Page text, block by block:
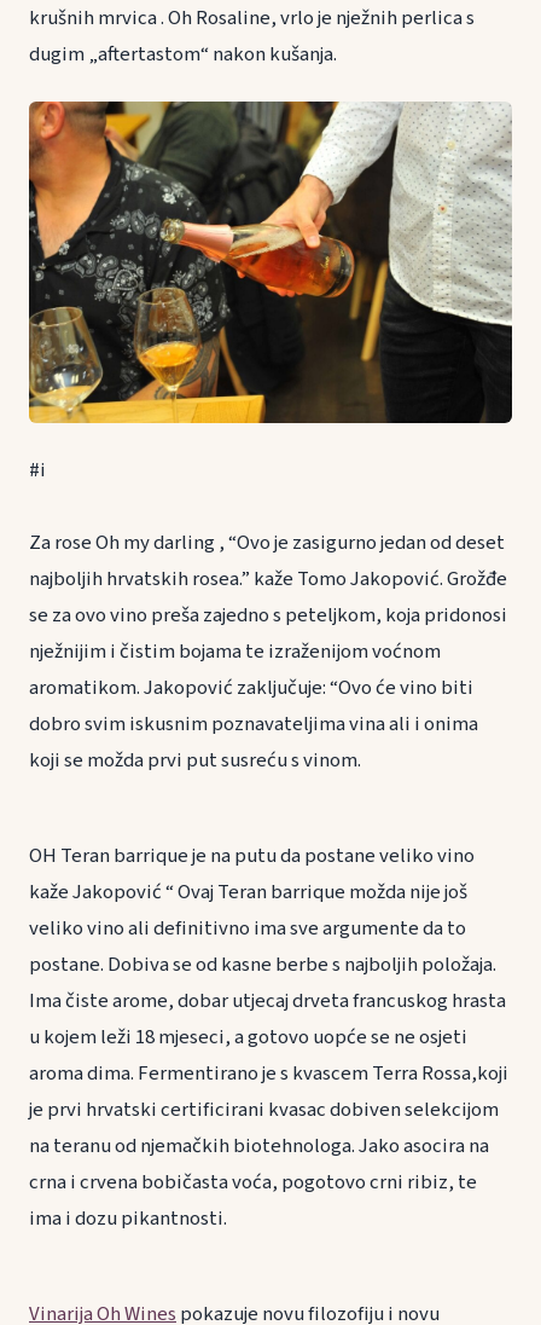
krušnih mrvica . Oh Rosaline, vrlo je nježnih perlica s
dugim „aftertastom“ nakon kušanja.
#i
Za rose Oh my darling , “Ovo je zasigurno jedan od deset
najboljih hrvatskih rosea.” kaže Tomo Jakopović. Grožđe
se za ovo vino preša zajedno s peteljkom, koja pridonosi
nježnijim i čistim bojama te izraženijom voćnom
aromatikom. Jakopović zaključuje: “Ovo će vino biti
dobro svim iskusnim poznavateljima vina ali i onima
koji se možda prvi put susreću s vinom.
OH Teran barrique je na putu da postane veliko vino
kaže Jakopović “ Ovaj Teran barrique možda nije još
veliko vino ali definitivno ima sve argumente da to
postane. Dobiva se od kasne berbe s najboljih položaja.
Ima čiste arome, dobar utjecaj drveta francuskog hrasta
u kojem leži 18 mjeseci, a gotovo uopće se ne osjeti
aroma dima. Fermentirano je s kvascem Terra Rossa,koji
je prvi hrvatski certificirani kvasac dobiven selekcijom
na teranu od njemačkih biotehnologa. Jako asocira na
crna i crvena bobičasta voća, pogotovo crni ribiz, te
ima i dozu pikantnosti.
Vinarija Oh Winespokazuje novu filozofiju i novu